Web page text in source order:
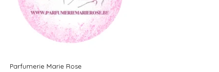
Parfumerie Marie Rose